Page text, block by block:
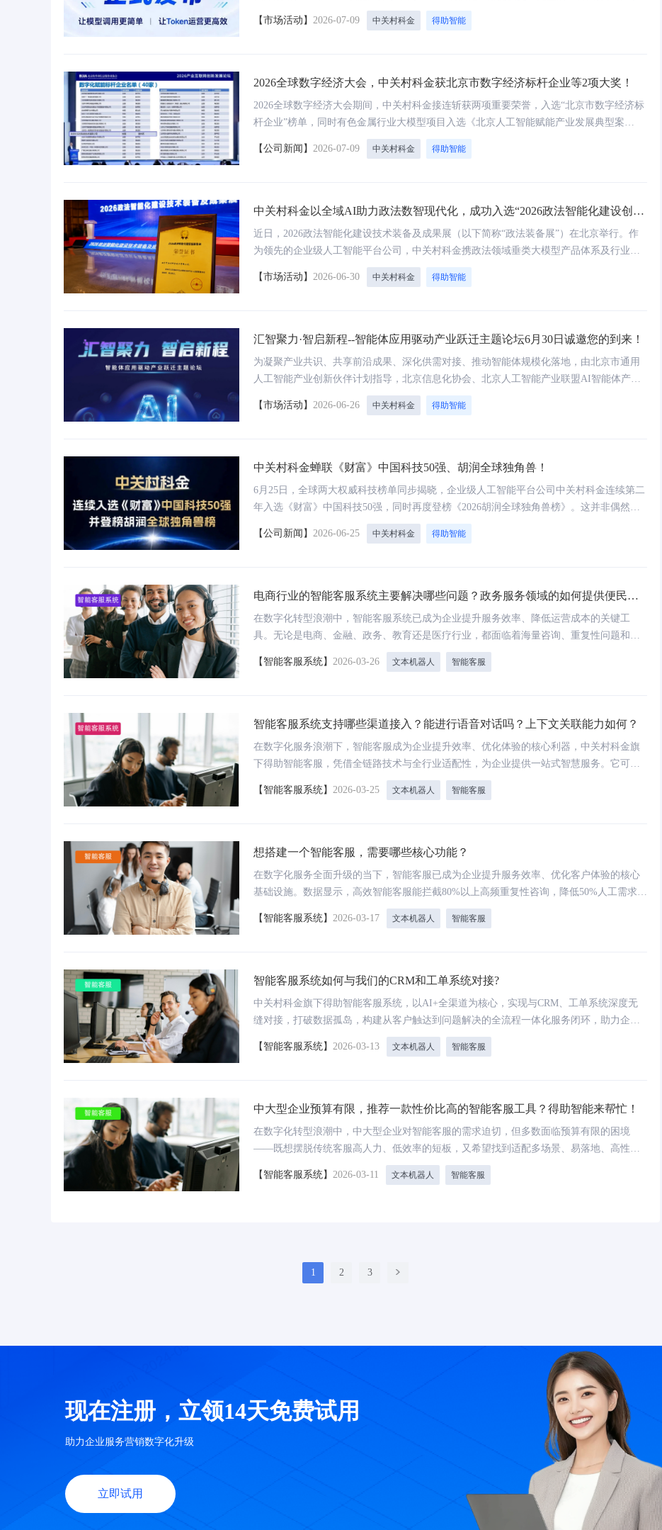
接基础模型、智能体和业务应用的重要平台，得助MaaS平台通过Token OM（Token运营管
理平台）与Token Hub（大模型API聚合平台）双产品体系，构建覆盖模型接入、Token运
【市场活动】 2026-07-09 中关村科金 得助智能
2026全球数字经济大会，中关村科金获北京市数字经济标杆企业等2项大奖！
2026全球数字经济大会期间，中关村科金接连斩获两项重要荣誉，入选“北京市数字经济标
杆企业”榜单，同时有色金属行业大模型项目入选《北京人工智能赋能产业发展典型案
【公司新闻】 2026-07-09 中关村科金 得助智能
中关村科金以全域AI助力政法数智现代化，成功入选“2026政法智能化建设创新
案例”！
近日，2026政法智能化建设技术装备及成果展（以下简称“政法装备展”）在北京举行。作
为领先的企业级人工智能平台公司，中关村科金携政法领域垂类大模型产品体系及行业解
决方案亮相展会，并受邀现场分享垂类大模型赋能警务实战的创新实践。同时，公司申报
的“公安领域可信大模型应用平台”成功入选“2026政法智能化建设创新案例”，展现公司科技
【市场活动】 2026-06-30 中关村科金 得助智能
汇智聚力·智启新程--智能体应用驱动产业跃迁主题论坛6月30日诚邀您的到来！
为凝聚产业共识、共享前沿成果、深化供需对接、推动智能体规模化落地，由北京市通用
人工智能产业创新伙伴计划指导，北京信息化协会、北京人工智能产业联盟AI智能体产业
应用专委会主办，北京中关村科金技术有限公司、北京匠成数字科技有限公司承办，全国
大学生创新创业实践联盟协办的“汇智聚力·智启新程--智能体应用驱动产业跃迁,主题论
【市场活动】 2026-06-26 中关村科金 得助智能
中关村科金蝉联《财富》中国科技50强、胡润全球独角兽！
6月25日，全球两大权威科技榜单同步揭晓，企业级人工智能平台公司中关村科金连续第二
年入选《财富》中国科技50强，同时再度登榜《2026胡润全球独角兽榜》。这并非偶然，
双榜蝉联的背后，一面是《财富》对中国最具创新力科技企业的严苛审视，从技术壁垒到
商业能力，层层筛选，同期入选企业包括华为、DeepSeek、宁德时代等头部科技公司；一
种穿越周期的长期价值韧性。
【公司新闻】 2026-06-25 中关村科金 得助智能
电商行业的智能客服系统主要解决哪些问题？政务服务领域的如何提供便民服
务？教育培训行业的核心应用场景有...
在数字化转型浪潮中，智能客服系统已成为企业提升服务效率、降低运营成本的关键工
具。无论是电商、金融、政务、教育还是医疗行业，都面临着海量咨询、重复性问题和全
天候服务的挑战。得助智能客服系统凭借强大的AI能力、全渠道接入和深度行业适配，正
在帮助各行业企业构建更智能、更高效的服务体系。接下来，我们将深入探讨五大行业对
【智能客服系统】 2026-03-26 文本机器人 智能客服
智能客服系统支持哪些渠道接入？能进行语音对话吗？上下文关联能力如何？
在数字化服务浪潮下，智能客服成为企业提升效率、优化体验的核心利器，中关村科金旗
下得助智能客服，凭借全链路技术与全行业适配性，为企业提供一站式智慧服务。它可实
现官网、微信等全渠道接入，支持7×24小时无人值守，具备精准多轮对话与上下文关联能
力，搭载语音识别合成技术，还能智能识别用户情绪并转人工。以下针对五大核心问题详
【智能客服系统】 2026-03-25 文本机器人 智能客服
想搭建一个智能客服，需要哪些核心功能？
在数字化服务全面升级的当下，智能客服已成为企业提升服务效率、优化客户体验的核心
基础设施。数据显示，高效智能客服能拦截80%以上高频重复性咨询，降低50%人工需求，
同时将客户咨询解决率提升至90%以上。搭建适配业务的智能客服，选对核心功能是关
键。中关村科金旗下得助智能客服，融合领域大模型、NLP等前沿技术，经10年+语料积累
【智能客服系统】 2026-03-17 文本机器人 智能客服
智能客服系统如何与我们的CRM和工单系统对接?
中关村科金旗下得助智能客服系统，以AI+全渠道为核心，实现与CRM、工单系统深度无
缝对接，打破数据孤岛，构建从客户触达到问题解决的全流程一体化服务闭环，助力企业
提效降本，实现客户满意度与业务转化双提升。在企业数字化运营浪潮中，客户服务已成
为串联营销、销售、售后全流程的核心环节。
【智能客服系统】 2026-03-13 文本机器人 智能客服
中大型企业预算有限，推荐一款性价比高的智能客服工具？得助智能来帮忙！
在数字化转型浪潮中，中大型企业对智能客服的需求迫切，但多数面临预算有限的困境
——既想摆脱传统客服高人力、低效率的短板，又希望找到适配多场景、易落地、高性价
比的智能客服工具。面对市场上繁杂的产品，中关村科金旗下的得助智能客服，凭借AI+5
G技术加持、全渠道服务能力及灵活部署模式，成为预算约束下的优选，既能满足企业规模
【智能客服系统】 2026-03-11 文本机器人 智能客服
1 2 3
1分钟解析百页文档，AI提供搜问一体功能
AI应用开发平台
开箱即用、零码搭建、无缝接入企业系统
得助大模型平台
像真人一样聊天，转化率接近人工
上岗和签单
提供智能合规的理财双录、保险双录、信贷面签
和面核服务
为金融行业提供音视频能力解决方案
采用新一代AI技术，高精度、高安全的金融级
适用于各类票据、合同文档、身份验证、交通等80+文字识别场景
打开线下服务场景黑盒，为销售管理、客
助力线下销售场景数字化转型，质检销售提升业绩
现在注册，立领14天免费试用
助力企业服务营销数字化升级
立即试用